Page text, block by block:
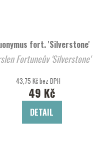
fort. 'Silverstone'
Brslen Fortuneův 'Silverstone'
43,75 Kč bez DPH
49 Kč
DETAIL